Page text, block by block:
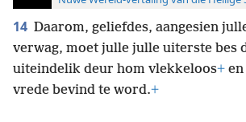
14 Daarom, geliefdes, aangesien
verwag, moet julle julle uiterste bes
uiteindelik deur hom vlekkeloos+
vrede bevind te word.+